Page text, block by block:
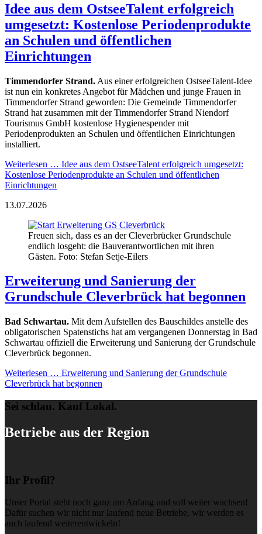
Idee aus dem OstseeTalent erfolgreich
umgesetzt: Kostenlose Periodenprodukte
an Schulen und öffentlichen
Einrichtungen
Timmendorfer Strand. Aus einer erfolgreichen OstseeTalent-Idee
ist nun ein konkretes Angebot für Mädchen und junge Frauen in
Timmendorfer Strand geworden: Die Gemeinde Timmendorfer
Strand hat zusammen mit der Timmendorfer Strand Niendorf
Tourismus GmbH kostenlose Hygienespender mit
Periodenprodukten an Schulen und öffentlichen Einrichtungen
installiert.
Weiterlesen … Idee aus dem OstseeTalent erfolgreich umgesetzt:
Kostenlose Periodenprodukte an Schulen und öffentlichen
Einrichtungen
13.07.2026
Freuen sich, dass es an der Cleverbrücker Grundschule
endlich losgeht: die Bauverantwortlichen mit ihren
Gästen. Foto: Stefan Setje-Eilers
Erweiterung und Sanierung der
Grundschule Cleverbrück hat begonnen
Bad Schwartau. Mit dem Aufstellen des Bauschildes anstelle des
obligatorischen Spatenstichs hat am vergangenen Donnerstag in Bad
Schwartau offiziell die Erweiterung und Sanierung der Grundschule
Cleverbrück begonnen.
Weiterlesen … Erweiterung und Sanierung der Grundschule
Cleverbrück hat begonnen
Sei schlau. Kauf Lokal.
Betriebe aus der Region
Ihr Profil?
Unser Portal steht noch ganz am Anfang und soll weiter wachsen!
Dafür suchen wir nicht nur laufend neue Betriebe, wir werden es
auch laufend weiterentwickeln!